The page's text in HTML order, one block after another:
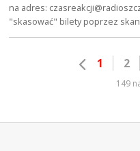
na adres:
"skasować" bilety poprzez
1 2
149